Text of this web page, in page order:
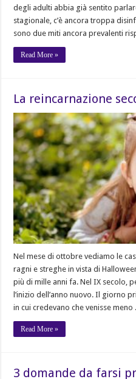
degli adulti abbia già sentito
stagionale, c’è ancora troppa
sono due miti ancora prevalenti
Read More »
La reincarnazione
Nel mese di ottobre vediamo le
ragni e streghe in vista di
più di mille anni fa. Nel IX secolo,
l’inizio dell’anno nuovo. Il giorno
in cui credevano che venisse meno
Read More »
3 domande da farsi